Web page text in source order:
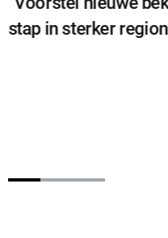
stap in sterker